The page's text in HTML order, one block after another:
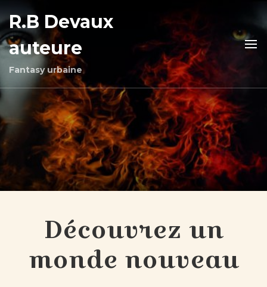
R.B Devaux
auteure
Fantasy urbaine
Découvrez un
monde nouveau